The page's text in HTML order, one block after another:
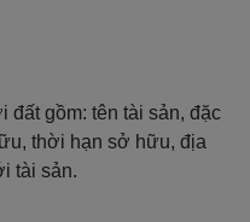
đất gồm: tên tài sản, đặc
thời hạn sở hữu, địa
tài sản.